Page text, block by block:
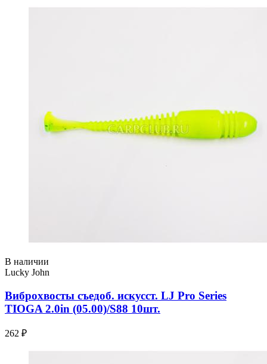
В наличии
Lucky John
Виброхвосты съедоб. искусст. LJ Pro Series
TIOGA 2.0in (05.00)/S88 10шт.
262 ₽